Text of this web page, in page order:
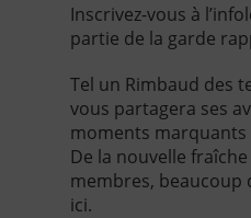
Inscrivez-vous à
partie de la garde
Tel un Rimbaud des
vous partagera ses
moments
De la nouvelle
membres, beaucoup
ici.